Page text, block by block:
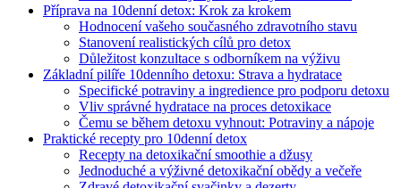
Příprava na 10denní detox: Krok za krokem
Hodnocení vašeho současného zdravotního stavu
Stanovení realistických cílů pro detox
Důležitost konzultace s odborníkem na výživu
Základní pilíře 10denního detoxu: Strava a hydratace
Specifické potraviny a ingredience pro podporu detoxu
Vliv správné hydratace na proces detoxikace
Čemu se během detoxu vyhnout: Potraviny a nápoje
Praktické recepty pro 10denní detox
Recepty na detoxikační smoothie a džusy
Jednoduché a výživné detoxikační obědy a večeře